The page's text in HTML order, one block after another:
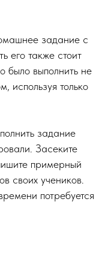
задание с
его также стоит
было выполнить не
используя только
задание
Засеките
примерный
своих учеников.
потребуется